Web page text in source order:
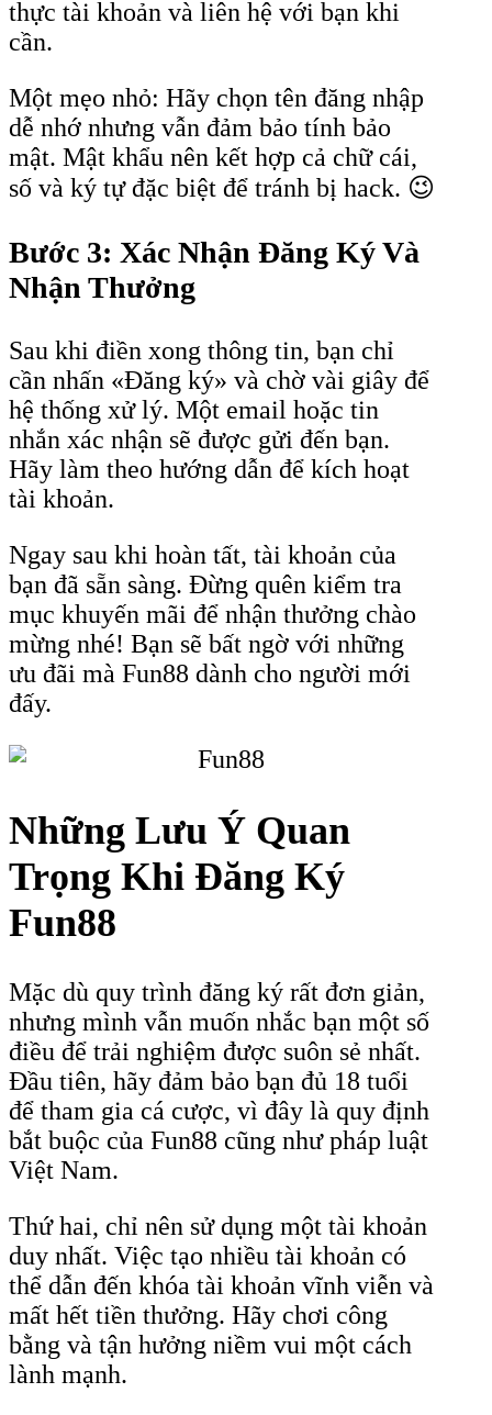
thực tài khoản và liên hệ với bạn khi
cần.
Một mẹo nhỏ: Hãy chọn tên đăng nhập
dễ nhớ nhưng vẫn đảm bảo tính bảo
mật. Mật khẩu nên kết hợp cả chữ cái,
số và ký tự đặc biệt để tránh bị hack. 😉
Bước 3: Xác Nhận Đăng Ký Và
Nhận Thưởng
Sau khi điền xong thông tin, bạn chỉ
cần nhấn «Đăng ký» và chờ vài giây để
hệ thống xử lý. Một email hoặc tin
nhắn xác nhận sẽ được gửi đến bạn.
Hãy làm theo hướng dẫn để kích hoạt
tài khoản.
Ngay sau khi hoàn tất, tài khoản của
bạn đã sẵn sàng. Đừng quên kiểm tra
mục khuyến mãi để nhận thưởng chào
mừng nhé! Bạn sẽ bất ngờ với những
ưu đãi mà Fun88 dành cho người mới
đấy.
Những Lưu Ý Quan
Trọng Khi Đăng Ký
Fun88
Mặc dù quy trình đăng ký rất đơn giản,
nhưng mình vẫn muốn nhắc bạn một số
điều để trải nghiệm được suôn sẻ nhất.
Đầu tiên, hãy đảm bảo bạn đủ 18 tuổi
để tham gia cá cược, vì đây là quy định
bắt buộc của Fun88 cũng như pháp luật
Việt Nam.
Thứ hai, chỉ nên sử dụng một tài khoản
duy nhất. Việc tạo nhiều tài khoản có
thể dẫn đến khóa tài khoản vĩnh viễn và
mất hết tiền thưởng. Hãy chơi công
bằng và tận hưởng niềm vui một cách
lành mạnh.